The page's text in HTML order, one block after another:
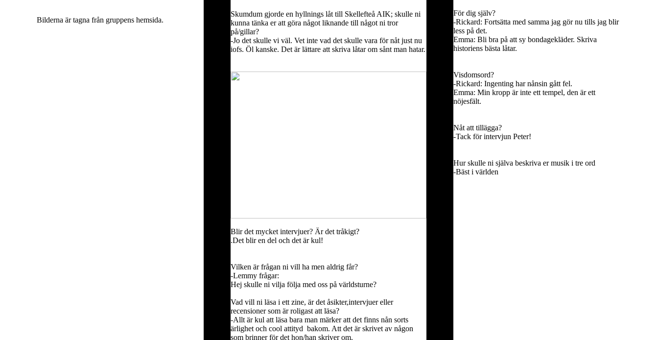
Bilderna är tagna från gruppens hemsida.
Skumdum gjorde en hyllnings låt till Skellefteå AIK; skulle ni
kunna tänka er att göra något liknande till något ni tror
på/gillar?
-Jo det skulle vi väl. Vet inte vad det skulle vara för nåt just nu
iofs. Öl kanske. Det är lättare att skriva låtar om sånt man hatar.
Blir det mycket intervjuer? Är det tråkigt?
.Det blir en del och det är kul!
Vilken är frågan ni vill ha men aldrig får?
-Lemmy frågar:
Hej skulle ni vilja följa med oss på världsturne?
Vad vill ni läsa i ett zine, är det åsikter,intervjuer eller
recensioner som är roligast att läsa?
-Allt är kul att läsa bara man märker att det finns nån sorts
ärlighet och cool attityd bakom. Att det är skrivet av någon
som brinner för det hon/han skriver om.
För dig själv?
-Rickard: Fortsätta med samma jag gör nu tills jag blir
less på det.
Emma: Bli bra på att sy bondagekläder. Skriva
historiens bästa låtar.
Visdomsord?
-Rickard: Ingenting har nånsin gått fel.
Emma: Min kropp är inte ett tempel, den är ett
nöjesfält.
Nåt att tillägga?
-Tack för intervjun Peter!
Hur skulle ni själva beskriva er musik i tre ord
-Bäst i världen